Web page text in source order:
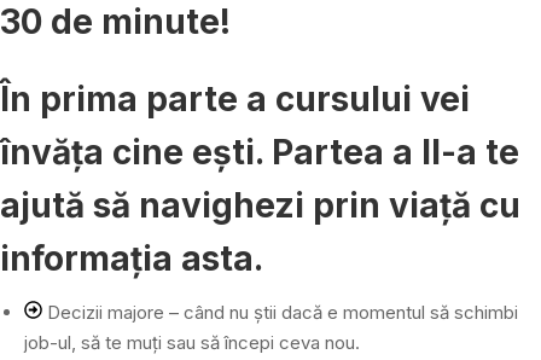
30 de minute!
În prima parte a cursului vei
învăța cine ești. Partea a II-a te
ajută să navighezi prin viață cu
informația asta.
Decizii majore – când nu știi dacă e momentul să schimbi
job-ul, să te muți sau să începi ceva nou.